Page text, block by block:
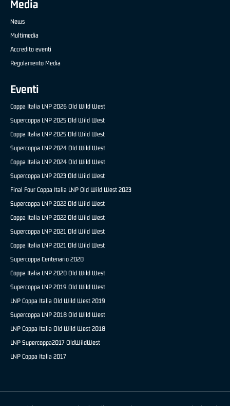
Media
News
Multimedia
Accredito eventi
Regolamento Media
Eventi
Coppa Italia LNP 2026 Old Wild West
Supercoppa LNP 2025 Old Wild West
Coppa Italia LNP 2025 Old Wild West
Supercoppa LNP 2024 Old Wild West
Coppa Italia LNP 2024 Old Wild West
Supercoppa LNP 2023 Old Wild West
Final Four Coppa Italia LNP Old Wild West 2023
Supercoppa LNP 2022 Old Wild West
Coppa Italia LNP 2022 Old Wild West
Supercoppa LNP 2021 Old Wild West
Coppa Italia LNP 2021 Old Wild West
Supercoppa Centenario 2020
Coppa Italia LNP 2020 Old Wild West
Supercoppa LNP 2019 Old Wild West
LNP Coppa Italia Old Wild West 2019
Supercoppa LNP 2018 Old Wild West
LNP Coppa Italia Old Wild West 2018
LNP Supercoppa2017 OldWildWest
LNP Coppa Italia 2017